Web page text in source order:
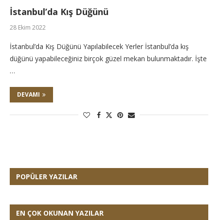
İstanbul’da Kış Düğünü
28 Ekim 2022
İstanbul’da Kış Düğünü Yapılabilecek Yerler İstanbul’da kış
düğünü yapabileceğiniz birçok güzel mekan bulunmaktadır. İşte
…
DEVAMI
POPÜLER YAZILAR
EN ÇOK OKUNAN YAZILAR